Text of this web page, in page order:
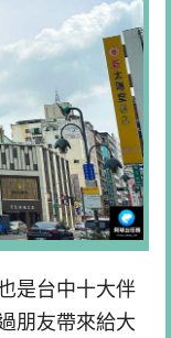
是台中十大伴
朋友帶來給大